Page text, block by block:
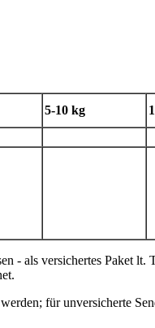
5-10 kg
- als versichertes Paket lt.
für unversicherte